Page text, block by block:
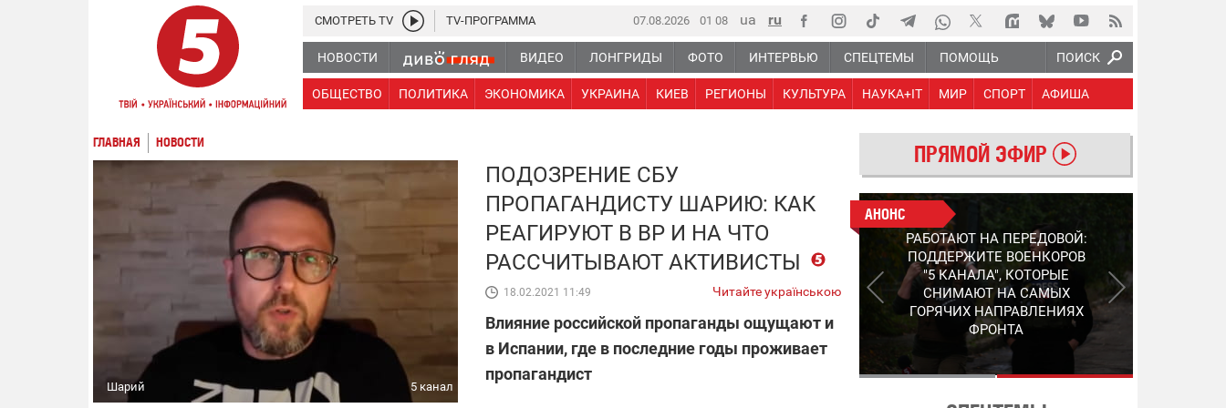
ПОИСК
07.08.2026 01:08
НОВОСТИ ВИДЕО ЛОНГРИДЫ ФОТО ИНТЕРВЬЮ СПЕЦТЕМЫ ПОМОЩЬ
ОБЩЕСТВО ПОЛИТИКА ЭКОНОМИКА УКРАИНА КИЕВ РЕГИОНЫ КУЛЬТУРА НАУКА+IT МИР СПОРТ АФИША
СМОТРЕТЬ TV TV-ПРОГРАММА
ГЛАВНАЯ НОВОСТИ
Шарий 5 канал
ПОДОЗРЕНИЕ СБУ
ПРОПАГАНДИСТУ ШАРИЮ: КАК
РЕАГИРУЮТ В ВР И НА ЧТО
РАССЧИТЫВАЮТ АКТИВИСТЫ
18.02.2021 11:49 Читайте українською
Влияние российской пропаганды ощущают и
в Испании, где в последние годы проживает
пропагандист
ПРЯМОЙ ЭФИР
АНОНС
СЛЕДУЮЩЕЕ ПОКОЛЕНИЕ
PEP: КАК УКРАИНСКИЙ
STEP-3 МЕНЯЕТ ПРАВИЛА
ИГРЫ В ОБНАРУЖЕНИИ FPV-
ДРОНОВ
АНОНС
РАБОТАЮТ НА ПЕРЕДОВОЙ:
ПОДДЕРЖИТЕ ВОЕНКОРОВ
"5 КАНАЛА", КОТОРЫЕ
СНИМАЮТ НА САМЫХ
ГОРЯЧИХ НАПРАВЛЕНИЯХ
ФРОНТА